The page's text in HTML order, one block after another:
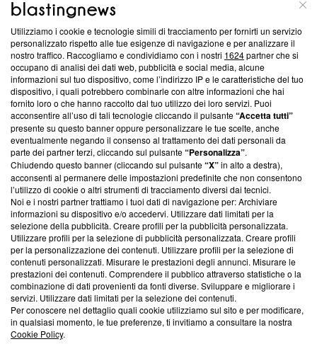
ABOUT LINEA EDITORIALE
Questa sezione offre informazioni trasparenti su Blasting
News, sui nostri processi editoriali e su come ci impegniamo a
creare news di qualità. Inoltre, afferma la nostra aderenza a
‘Trust Project - News with Integrity’Blasting News non è
ancora membro del programma, ma ha richiesto di farne
parte; Trust Project non ha ancora effettuato una verifica di
conformità agli standard.
Su di noi
Team editoriale
Corporate
Redazione
Informativa Privacy
Cookie Policy
Blasting SA, IDI CHE-247.845.224, Via Carlo Frasca, 3 - 6900
Lugano (Svizzera) Tel:+39 0690258937
Utilizziamo i cookie e tecnologie simili di tracciamento per fornirti un servizio
personalizzato rispetto alle tue esigenze di navigazione e per analizzare il
nostro traffico. Raccogliamo e condividiamo con i nostri 1624partner che si
occupano di analisi dei dati web, pubblicità e social media, alcune
informazioni sul tuo dispositivo, come l’indirizzo IP e le caratteristiche del tuo
dispositivo, i quali potrebbero combinarle con altre informazioni che hai
fornito loro o che hanno raccolto dal tuo utilizzo dei loro servizi. Puoi
acconsentire all’uso di tali tecnologie cliccando il pulsante“Accetta tutti”
presente su questo banner oppure personalizzare le tue scelte, anche
eventualmente negando il consenso al trattamento dei dati personali da
parte dei partner terzi, cliccando sul pulsante“Personalizza”.
Chiudendo questo banner (cliccando sul pulsante“X”in alto a destra),
acconsenti al permanere delle impostazioni predefinite che non consentono
l’utilizzo di cookie o altri strumenti di tracciamento diversi dai tecnici.
Noi e i nostri partner trattiamo i tuoi dati di navigazione per: Archiviare
informazioni su dispositivo e/o accedervi. Utilizzare dati limitati per la
selezione della pubblicità. Creare profili per la pubblicità personalizzata.
Utilizzare profili per la selezione di pubblicità personalizzata. Creare profili
per la personalizzazione dei contenuti. Utilizzare profili per la selezione di
contenuti personalizzati. Misurare le prestazioni degli annunci. Misurare le
prestazioni dei contenuti. Comprendere il pubblico attraverso statistiche o la
combinazione di dati provenienti da fonti diverse. Sviluppare e migliorare i
servizi. Utilizzare dati limitati per la selezione dei contenuti.
Per conoscere nel dettaglio quali cookie utilizziamo sul sito e per modificare,
in qualsiasi momento, le tue preferenze, ti invitiamo a consultare la nostra
Cookie Policy.